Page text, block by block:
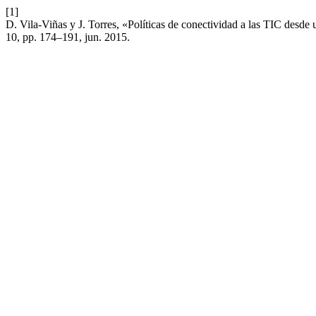
[1]
D. Vila-Viñas y J. Torres, «Políticas de conectividad a las TIC
10, pp. 174–191, jun. 2015.